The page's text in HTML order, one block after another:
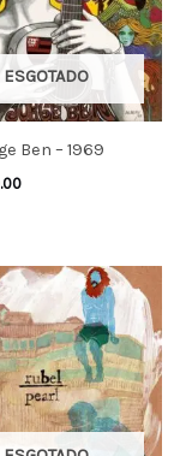
ESGOTADO
Ben – 1969